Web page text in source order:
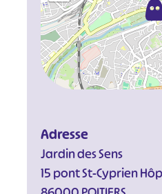
Adresse
Jardin des Sens
15 pont St-Cyprien